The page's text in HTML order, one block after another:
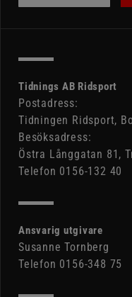
Tidnings AB Ridsport
Postadress:
Tidningen Ridsport,
Besöksadress:
Östra Långgatan 81,
Telefon 0156-132 40
Ansvarig utgivare
Susanne Tornberg
Telefon 0156-348 75